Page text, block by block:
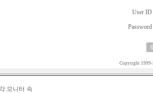
User ID
Password
Copyright 1999-
모니터 속